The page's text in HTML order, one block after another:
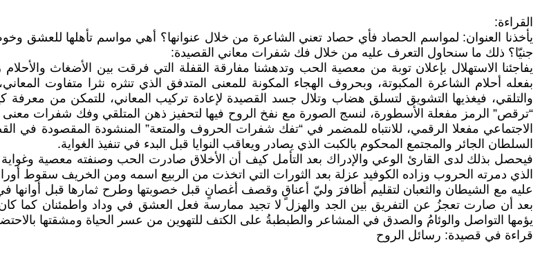
القراءة:
يأخذنا العنوان: لمواسم الحصاد فأي حصاد تعني الشاعرة من خلال عنوانها؟ أهي مواسم تأهلها
جنيّا؟ ذلك ما سنحاول التعرف عليه من خلال فك شفرات معاني القصيدة:
يفاجئنا الاستهلال بإعلان توبة من معصية الحب وتدهشنا مفارقة القفلة التي فرقت بين الأضغاث
بفعله أحلام الشاعرة المكبوتة، وبحروف الهجاء المكونة للمعنى المتدفق الذي تنثره نثرا متفاوت
والتلقي، فيغذيها التشويق لتسلق هضاب وتلال جسد القصيدة لإعادة تركيب المعاني، للتمكن من
“ترقص” الرمز مفعلة الأسطورة، لنسج الصورة مع نفخ الروح فيها لتحفيز ذهن المتلقي وفك شفرات معنى
الاجتماعي مفعلا الرقمي، للانتباه للمضمر في “تفك شفرات الحروف والمتعة” المنشودة المقصودة في
السلطان الجائر والمجتمع المحكوم بالكبت الذي يصادر ويعاقب النوايا قبل البدء في تنفيذ الغواية.
فيحصل بذلك لدى القارئ الوعي والإدراك بعد التأمل كيف أن الأخلاق صادرت الحب وصنفته معصية
الذي دمرته الحروب وزاده الكوفيد عزلة بعد الثورات التي اتخذت من الربيع اسمه ومن الخريف سقوط
عليه مع الشيطان والثعبان لتقليم أظافرَ وليّ أعناقٍ وقصف أغصانٍ قبل خصوبتها وطرح ثمارها قبل أوانها
بعد أن صارت تعجزُ عن التفريق بين الجد والهزل لا تجيد ممارسة فعل العشق في وداد واطمئنان
يؤمها التواصل والوئامُ والصدق في المشاعر والطبطبةُ على الكتف للتهوين من عسر الحياة ومشقتها
قراءة في قصيدة: رسائل الروح